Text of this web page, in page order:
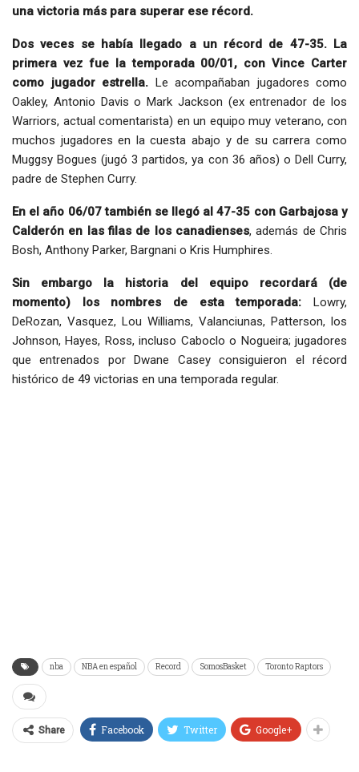
una victoria más para superar ese récord.
Dos veces se había llegado a un récord de 47-35. La
primera vez fue la temporada 00/01, con Vince Carter
como jugador estrella. Le acompañaban jugadores como
Oakley, Antonio Davis o Mark Jackson (ex entrenador de los
Warriors, actual comentarista) en un equipo muy veterano, con
muchos jugadores en la cuesta abajo y de su carrera como
Muggsy Bogues (jugó 3 partidos, ya con 36 años) o Dell Curry,
padre de Stephen Curry.
En el año 06/07 también se llegó al 47-35 con Garbajosa y
Calderón en las filas de los canadienses, además de Chris
Bosh, Anthony Parker, Bargnani o Kris Humphires.
Sin embargo la historia del equipo recordará (de
momento) los nombres de esta temporada: Lowry,
DeRozan, Vasquez, Lou Williams, Valanciunas, Patterson, los
Johnson, Hayes, Ross, incluso Caboclo o Nogueira; jugadores
que entrenados por Dwane Casey consiguieron el récord
histórico de 49 victorias en una temporada regular.
nba NBA en español Record SomosBasket Toronto Raptors
Share Facebook Twitter Google+